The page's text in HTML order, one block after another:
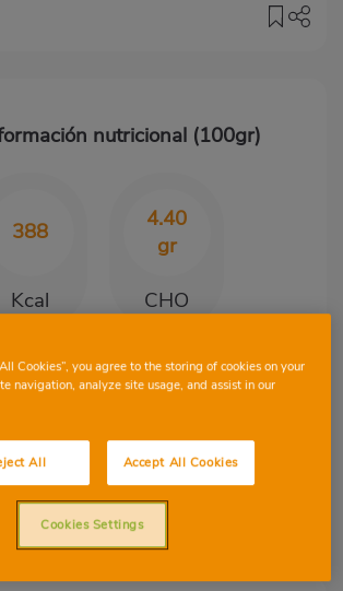
nutricional (100gr)
388
Kcal
4.40
gr
CHO
37.30
22.90
Grasa
Cookies”, you agree to the storing of cookies on your
navigation, analyze site usage, and assist in our
All Accept All Cookies
Cookies Settings